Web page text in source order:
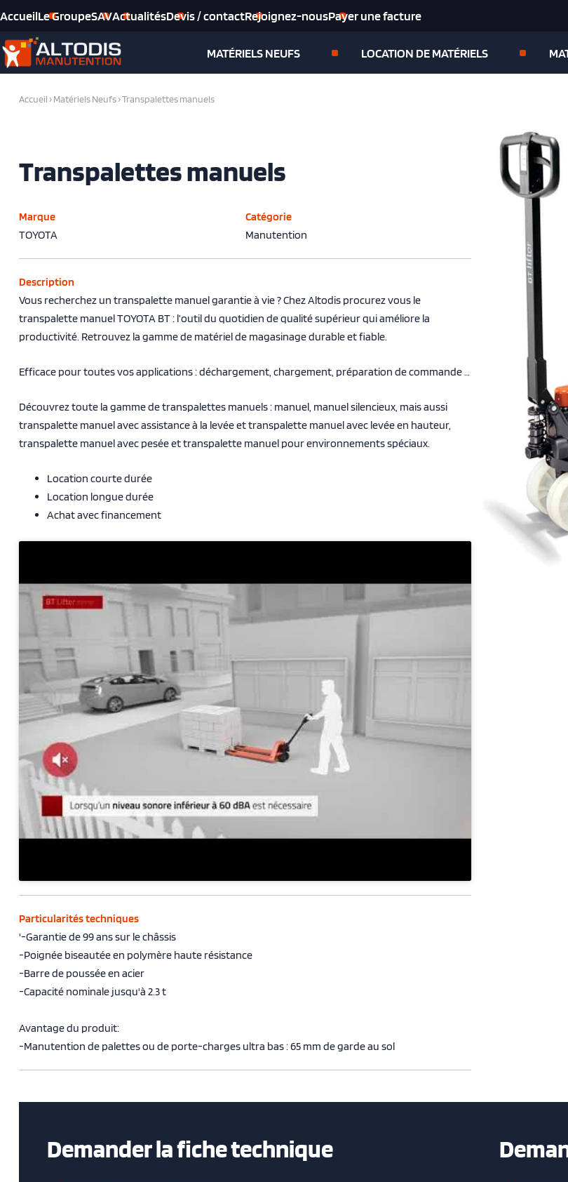
AccueilLe GroupeSAVActualitésDevis / contactRejoignez-nousPayer une facture
MATÉRIELS NEUFS LOCATION DE MATÉRIELS
Accueil›Matériels Neufs›Transpalettes manuels
Transpalettes manuels
Marque
TOYOTA
Catégorie
Manutention
Description
Vous recherchez un transpalette manuel garantie à vie ? Chez Altodis procurez vous le
transpalette manuel TOYOTA BT : l’outil du quotidien de qualité supérieur qui améliore la
productivité. Retrouvez la gamme de matériel de magasinage durable et fiable.
Efficace pour toutes vos applications : déchargement, chargement, préparation de commande …
Découvrez toute la gamme de transpalettes manuels : manuel, manuel silencieux, mais aussi
transpalette manuel avec assistance à la levée et transpalette manuel avec levée en hauteur,
transpalette manuel avec pesée et transpalette manuel pour environnements spéciaux.
Location courte durée
Location longue durée
Achat avec financement
Particularités techniques
'-Garantie de 99 ans sur le châssis
-Poignée biseautée en polymère haute résistance
-Barre de poussée en acier
-Capacité nominale jusqu'à 2.3 t
Avantage du produit:
-Manutention de palettes ou de porte-charges ultra bas : 65 mm de garde au sol
Demander la fiche technique